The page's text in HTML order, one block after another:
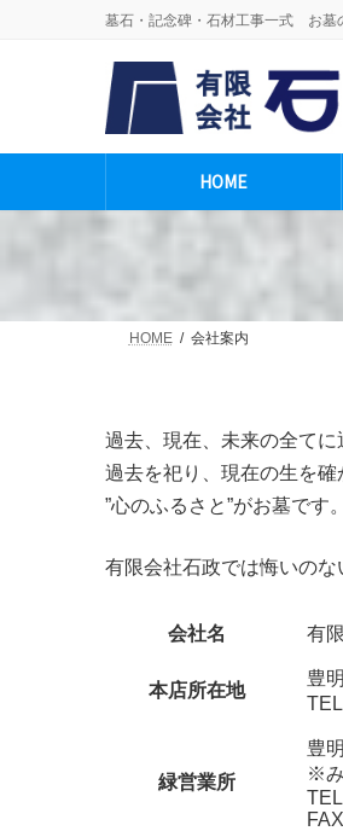
ッ
移
墓石・記念碑・石材工事一式 お墓
HOME
HOME 会社案内
過去、現在、未来の全てに
過去を祀り、現在の生を
”心のふるさと”がお墓です。
有限会社石政では悔いのな
会社名 有
本店所在地
豊
緑営業所
豊
※み